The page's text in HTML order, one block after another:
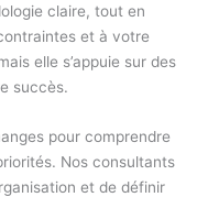
claire, tout en
et à votre
elle s’appuie sur des
succès.
pour comprendre
Nos consultants
et de définir